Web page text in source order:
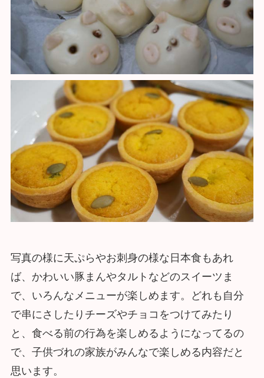
写真の様に天ぷらやお刺身の様な日本食もあれ
ば、かわいい豚まんやタルトなどのスイーツま
で、いろんなメニューが楽しめます。どれも自分
で串にさしたりチーズやチョコをつけてみたり
と、食べる前の行為を楽しめるようになってるの
で、子供づれの家族がみんなで楽しめる内容だと
思います。